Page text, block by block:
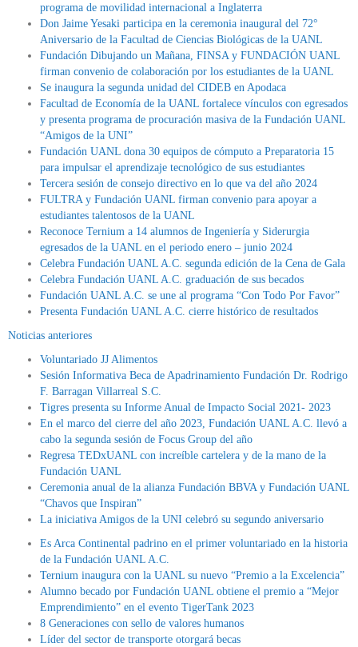
programa de movilidad internacional a Inglaterra
Don Jaime Yesaki participa en la ceremonia inaugural del 72°
Aniversario de la Facultad de Ciencias Biológicas de la UANL
Fundación Dibujando un Mañana, FINSA y FUNDACIÓN UANL
firman convenio de colaboración por los estudiantes de la UANL
Se inaugura la segunda unidad del CIDEB en Apodaca
Facultad de Economía de la UANL fortalece vínculos con egresados
y presenta programa de procuración masiva de la Fundación UANL
“Amigos de la UNI”
Fundación UANL dona 30 equipos de cómputo a Preparatoria 15
para impulsar el aprendizaje tecnológico de sus estudiantes
Tercera sesión de consejo directivo en lo que va del año 2024
FULTRA y Fundación UANL firman convenio para apoyar a
estudiantes talentosos de la UANL
Reconoce Ternium a 14 alumnos de Ingeniería y Siderurgia
egresados de la UANL en el periodo enero – junio 2024
Celebra Fundación UANL A.C. segunda edición de la Cena de Gala
Celebra Fundación UANL A.C. graduación de sus becados
Fundación UANL A.C. se une al programa “Con Todo Por Favor”
Presenta Fundación UANL A.C. cierre histórico de resultados
Noticias anteriores
Voluntariado JJ Alimentos
Sesión Informativa Beca de Apadrinamiento Fundación Dr. Rodrigo
F. Barragan Villarreal S.C.
Tigres presenta su Informe Anual de Impacto Social 2021- 2023
En el marco del cierre del año 2023, Fundación UANL A.C. llevó a
cabo la segunda sesión de Focus Group del año
Regresa TEDxUANL con increíble cartelera y de la mano de la
Fundación UANL
Ceremonia anual de la alianza Fundación BBVA y Fundación UANL
“Chavos que Inspiran”
La iniciativa Amigos de la UNI celebró su segundo aniversario
Es Arca Continental padrino en el primer voluntariado en la historia
de la Fundación UANL A.C.
Ternium inaugura con la UANL su nuevo “Premio a la Excelencia”
Alumno becado por Fundación UANL obtiene el premio a “Mejor
Emprendimiento” en el evento TigerTank 2023
8 Generaciones con sello de valores humanos
Líder del sector de transporte otorgará becas